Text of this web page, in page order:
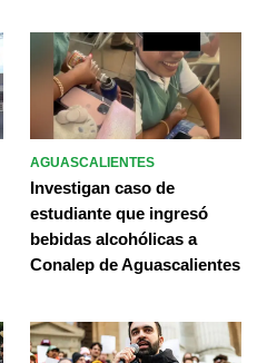
AGUASCALIENTES
Investigan caso de
estudiante que ingresó
bebidas alcohólicas a
Conalep de Aguascalientes